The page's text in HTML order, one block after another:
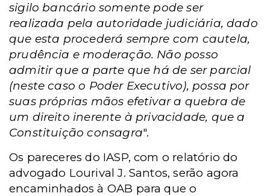
sigilo bancário somente pode ser
realizada pela autoridade judiciária, dado
que esta procederá sempre com cautela,
prudência e moderação. Não posso
admitir que a parte que há de ser parcial
(neste caso o Poder Executivo), possa por
suas próprias mãos efetivar a quebra de
um direito inerente à privacidade, que a
Constituição consagra".
Os pareceres do IASP, com o relatório do
advogado Lourival J. Santos, serão agora
encaminhados à OAB para que o